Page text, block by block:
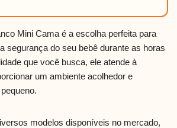
Mini Cama é a escolha perfeita para
segurança do seu bebê durante as horas
que você busca, ele atende à
um ambiente acolhedor e
modelos disponíveis no mercado,